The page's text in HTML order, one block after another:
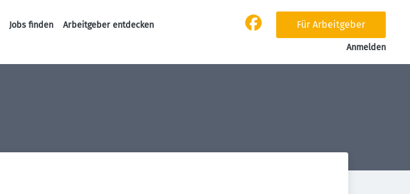
Jobs finden
Arbeitgeber entdecken
Für Arbeitgeber
Anmelden